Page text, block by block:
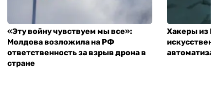
«Эту войну чувствуем мы все»:
Молдова возложила на РФ
ответственность за взрыв дрона в
стране
Хакеры из